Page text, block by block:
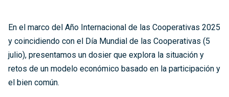
En el marco del Año Internacional de las Cooperativas 2025
y coincidiendo con el Día Mundial de las Cooperativas (5
julio), presentamos un dosier que explora la situación y
retos de un modelo económico basado en la participación y
el bien común.